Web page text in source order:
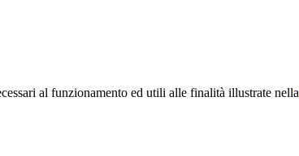
al funzionamento ed utili alle finalità illustrate nella